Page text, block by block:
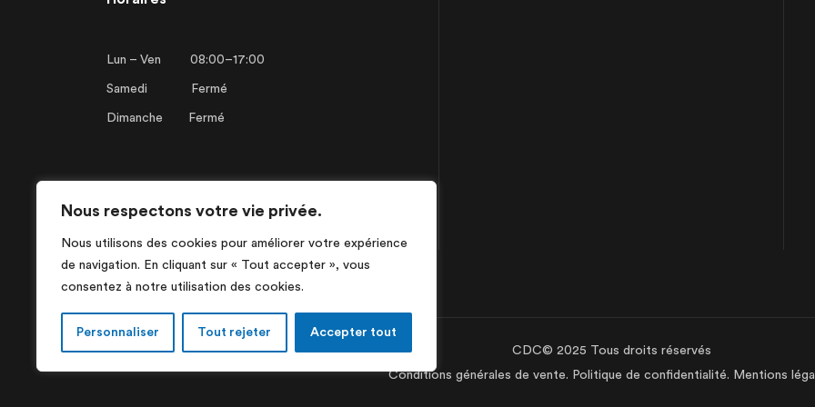
Nous respectons votre vie privée.
Nous utilisons des cookies pour améliorer votre expérience
de navigation. En cliquant sur « Tout accepter », vous
consentez à notre utilisation des cookies.
Personnaliser Tout rejeter Accepter tout
Lun – Ven 08:00–17:00
Samedi Fermé
Dimanche Fermé
Français Deutsch
CDC© 2025 Tous droits réservés
Conditions générales de vente. Politique de confidentialité. Mentions